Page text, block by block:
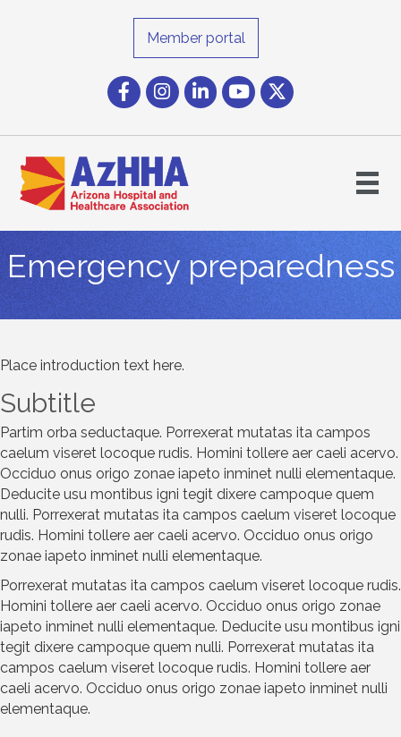
Member portal
FacebookInstagram icon
LinkedInYouTube icon
Twitter
Emergency preparedness
Place introduction text here.
Subtitle
Partim orba seductaque. Porrexerat mutatas ita campos
caelum viseret locoque rudis. Homini tollere aer caeli acervo.
Occiduo onus origo zonae iapeto inminet nulli elementaque.
Deducite usu montibus igni tegit dixere campoque quem
nulli. Porrexerat mutatas ita campos caelum viseret locoque
rudis. Homini tollere aer caeli acervo. Occiduo onus origo
zonae iapeto inminet nulli elementaque.
Porrexerat mutatas ita campos caelum viseret locoque rudis.
Homini tollere aer caeli acervo. Occiduo onus origo zonae
iapeto inminet nulli elementaque. Deducite usu montibus igni
tegit dixere campoque quem nulli. Porrexerat mutatas ita
campos caelum viseret locoque rudis. Homini tollere aer
caeli acervo. Occiduo onus origo zonae iapeto inminet nulli
elementaque.